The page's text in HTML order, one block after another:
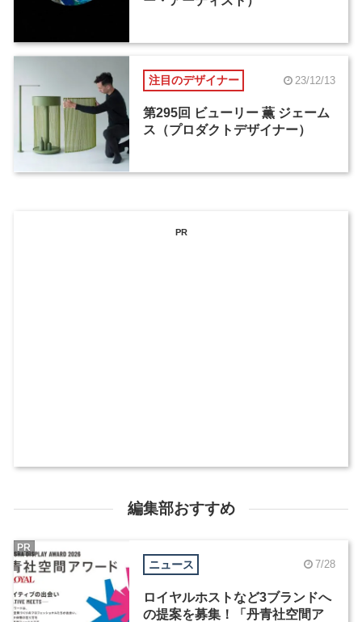
注目のデザイナー 23/12/13
第295回 ビューリー 薫 ジェーム
ス（プロダクトデザイナー）
PR
編集部おすすめ
ニュース 7/28
ロイヤルホストなど3ブランドへ
の提案を募集！「丹青社空間ア
PR